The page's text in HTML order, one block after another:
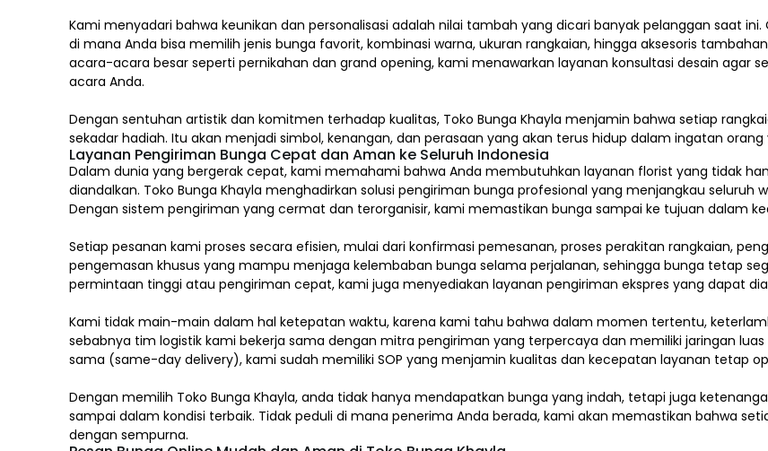
Kami menyadari bahwa keunikan danpersonalisasi adalah nilai tambah yang dicari banyak pelanggan saat
di mana Anda bisa memilih jenis bunga favorit, kombinasi warna, ukuran rangkaian, hingga aksesoris
acara-acara besar seperti pernikahan dan grand opening, kami menawarkan layanan konsultasi desain agar
acara Anda.
Dengan sentuhan artistik dan komitmen terhadap kualitas, Toko Bunga Khayla menjamin bahwa setiap
sekadar hadiah. Itu akan menjadi simbol, kenangan, dan perasaan yang akan terus hidup dalam ingatan
Layanan Pengiriman Bunga Cepat dan Aman ke Seluruh Indonesia
Dalam dunia yang bergerak cepat, kami memahami bahwa Anda membutuhkan layanan florist yang tidak
diandalkan. Toko Bunga Khayla menghadirkan solusi pengiriman bunga profesional yang menjangkau seluruh
Dengan sistem pengiriman yang cermat dan terorganisir, kami memastikan bunga sampai ke tujuan dalam
Setiap pesanan kami proses secara efisien, mulai dari konfirmasi pemesanan, proses perakitan rangkaian,
pengemasan khusus yang mampu menjaga kelembaban bunga selama perjalanan, sehingga bunga tetap
permintaan tinggi atau pengiriman cepat, kami juga menyediakan layanan pengiriman ekspres yang dapat
Kami tidak main-main dalam hal ketepatan waktu, karena kami tahu bahwa dalam momen tertentu,
sebabnya tim logistik kami bekerja sama dengan mitra pengiriman yang terpercaya dan memiliki jaringan
sama (same-day delivery), kami sudah memiliki SOP yang menjamin kualitas dan kecepatan layanan tetap
Dengan memilih Toko Bunga Khayla, anda tidak hanya mendapatkan bunga yang indah, tetapi juga
sampai dalam kondisi terbaik. Tidak peduli di mana penerima Anda berada, kami akan memastikan bahwa
dengan sempurna.